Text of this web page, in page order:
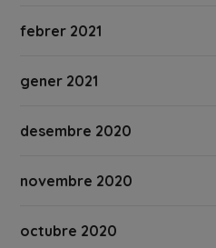
febrer 2021
gener 2021
desembre 2020
novembre 2020
octubre 2020